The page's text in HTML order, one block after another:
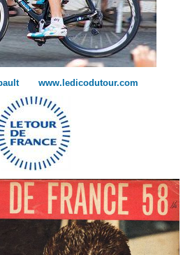
www.ledicodutour.com